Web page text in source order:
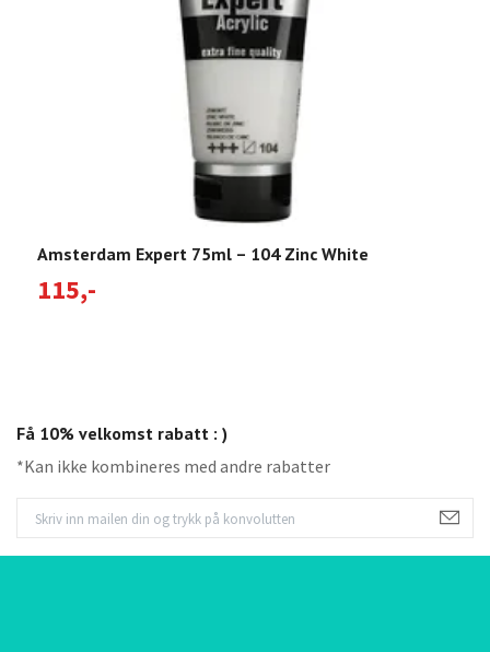
Få 10% velkomst rabatt : )
*Kan ikke kombineres med andre rabatter
Amsterdam Expert 75ml – 104 Zinc White
115,-